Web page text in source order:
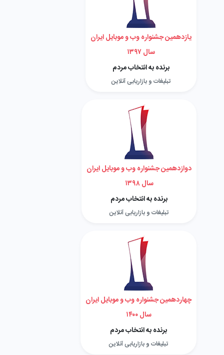
یازدهمین جشنواره وب و موبایل ایران
سال ۱۳۹۷
برنده به انتخاب مردم
تبلیغات و بازاریابی آنلاین
دوازدهمین جشنواره وب و موبایل ایران
سال ۱۳۹۸
برنده به انتخاب مردم
تبلیغات و بازاریابی آنلاین
چهاردهمین جشنواره وب و موبایل ایران
سال ۱۴۰۰
برنده به انتخاب مردم
تبلیغات و بازاریابی آنلاین